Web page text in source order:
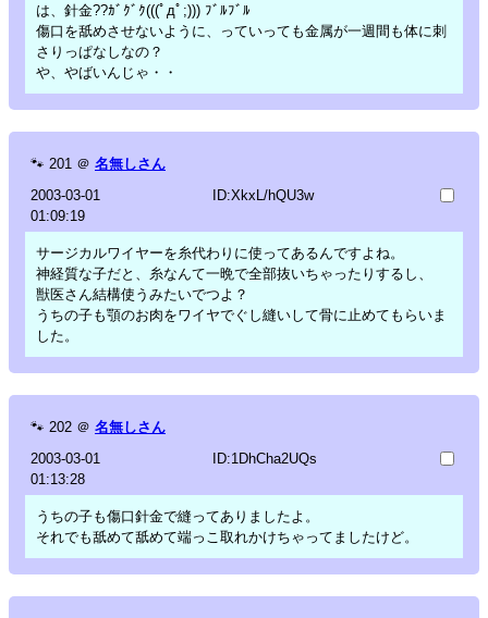
は、針金??ｶﾞｸﾞｸ(((ﾟдﾟ;))) ﾌﾞﾙﾌﾞﾙ
傷口を舐めさせないように、っていっても金属が一週間も体に刺
さりっぱなしなの？
や、やばいんじゃ・・
🐾 201 ＠ 名無しさん
2003-03-01
01:09:19
ID:XkxL/hQU3w
サージカルワイヤーを糸代わりに使ってあるんですよね。
神経質な子だと、糸なんて一晩で全部抜いちゃったりするし、
獣医さん結構使うみたいでつよ？
うちの子も顎のお肉をワイヤでぐし縫いして骨に止めてもらいま
した。
🐾 202 ＠ 名無しさん
2003-03-01
01:13:28
ID:1DhCha2UQs
うちの子も傷口針金で縫ってありましたよ。
それでも舐めて舐めて端っこ取れかけちゃってましたけど。